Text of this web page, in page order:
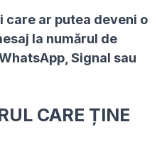
ar putea deveni o
la numărul de
Signal sau
CARE ȚINE